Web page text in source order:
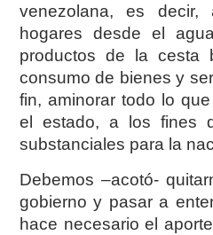
venezolana, es decir,
hogares desde el
productos de la cesta
consumo de bienes y
fin, aminorar todo lo
el estado, a los fines
substanciales para la
Debemos –acotó-
gobierno y pasar a
hace necesario el